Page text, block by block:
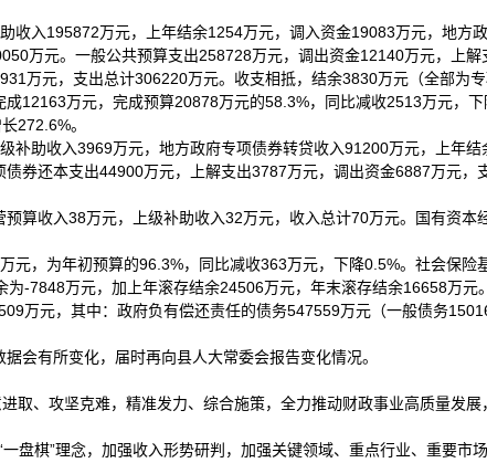
收入195872万元，上年结余1254万元，调入资金19083万元，地方
万元。一般公共预算支出258728万元，调出资金12140万元，上
万元，支出总计306220万元。收支相抵，结余3830万元（全部为专
12163万元，完成预算20878万元的58.3%，同比减收2513万元，
272.6%。
补助收入3969万元，地方政府专项债券转贷收入91200万元，上年结
券还本支出44900万元，上解支出3787万元，调出资金6887万元，
算收入38万元，上级补助收入32万元，收入总计70万元。国有资
元，为年初预算的96.3%，同比减收363万元，下降0.5%。社会保
-7848万元，加上年滚存结余24506万元，年末滚存结余16658万元。
万元，其中：政府负有偿还责任的债务547559万元（一般债务
会有所变化，届时再向县人大常委会报告变化情况。
取、攻坚克难，精准发力、综合施策，全力推动财政事业高质量发
盘棋”理念，加强收入形势研判，加强关键领域、重点行业、重要市